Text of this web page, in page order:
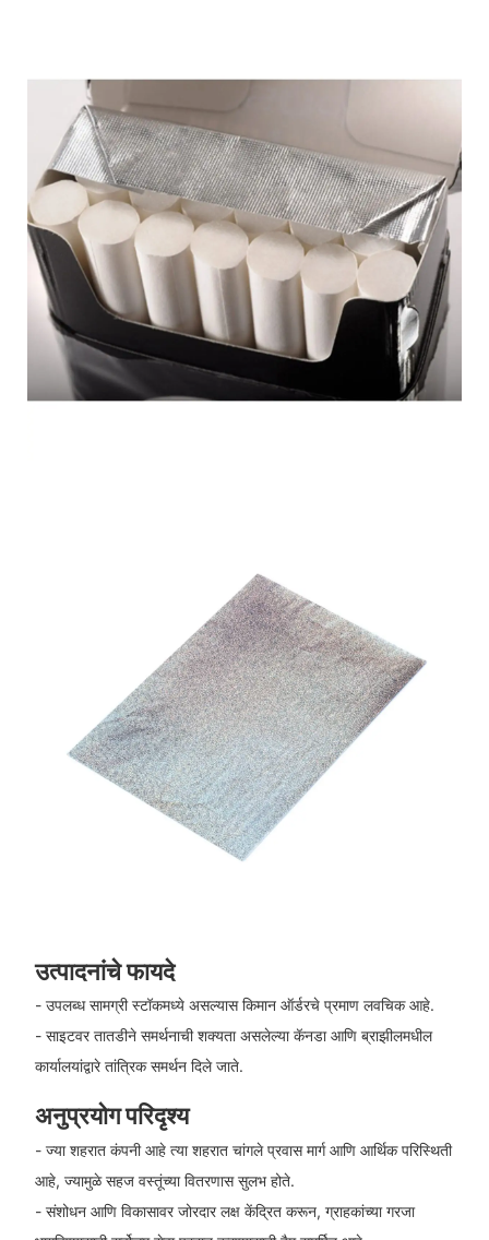
उत्पादनांचे फायदे
- उपलब्ध सामग्री स्टॉकमध्ये असल्यास किमान ऑर्डरचे प्रमाण लवचिक आहे.
- साइटवर तातडीने समर्थनाची शक्यता असलेल्या कॅनडा आणि ब्राझीलमधील
कार्यालयांद्वारे तांत्रिक समर्थन दिले जाते.
अनुप्रयोग परिदृश्य
- ज्या शहरात कंपनी आहे त्या शहरात चांगले प्रवास मार्ग आणि आर्थिक परिस्थिती
आहे, ज्यामुळे सहज वस्तूंच्या वितरणास सुलभ होते.
- संशोधन आणि विकासावर जोरदार लक्ष केंद्रित करून, ग्राहकांच्या गरजा